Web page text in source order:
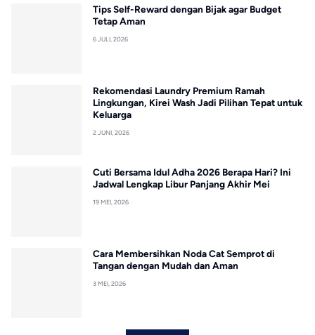
Tips Self-Reward dengan Bijak agar Budget
Tetap Aman
6 JULI, 2026
Rekomendasi Laundry Premium Ramah
Lingkungan, Kirei Wash Jadi Pilihan Tepat untuk
Keluarga
2 JUNI, 2026
Cuti Bersama Idul Adha 2026 Berapa Hari? Ini
Jadwal Lengkap Libur Panjang Akhir Mei
19 MEI, 2026
Cara Membersihkan Noda Cat Semprot di
Tangan dengan Mudah dan Aman
3 MEI, 2026